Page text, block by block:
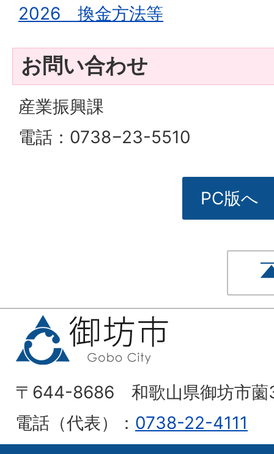
2026 換金方法等
お問い合わせ
産業振興課
電話：0738−23-5510
PC版へ
〒644-8686 和歌山県御坊市薗
電話（代表）： 0738-22-4111